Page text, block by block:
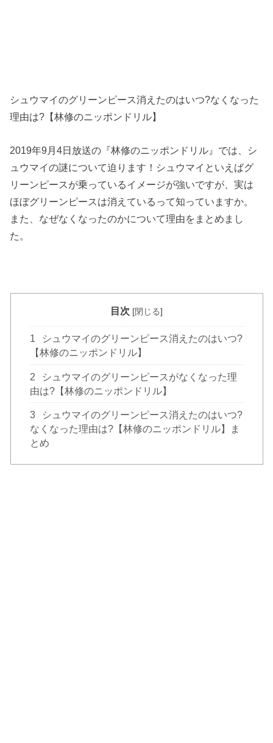
シュウマイのグリーンピース消えたのはいつ?なくなった
理由は?【林修のニッポンドリル】
2019年9月4日放送の『林修のニッポンドリル』では、シ
ュウマイの謎について迫ります！シュウマイといえばグ
リーンピースが乗っているイメージが強いですが、実は
ほぼグリーンピースは消えているって知っていますか。
また、なぜなくなったのかについて理由をまとめまし
た。
目次 [閉じる]
1
シュウマイのグリーンピース消えたのはいつ?
【林修のニッポンドリル】
2
シュウマイのグリーンピースがなくなった理
由は?【林修のニッポンドリル】
3
シュウマイのグリーンピース消えたのはいつ?
なくなった理由は?【林修のニッポンドリル】ま
とめ